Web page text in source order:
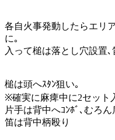
各自火事発動したらエリ
に｡
入って槌は落とし穴設置
槌は頭へｽﾀﾝ狙い｡
※確実に麻痺中に2セット
片手は背中へｺﾝﾎﾞ､むろん
笛は背中柄殴り